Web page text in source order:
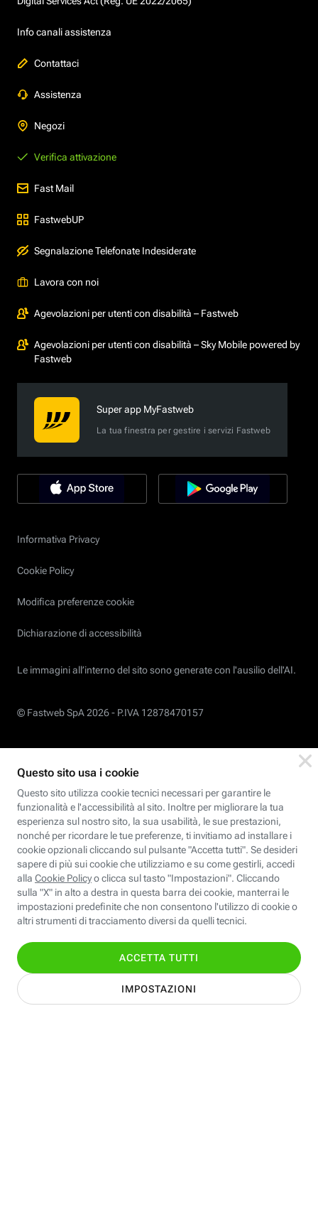
Info canali assistenza
Contattaci
Assistenza
Negozi
Verifica attivazione
Fast Mail
FastwebUP
Segnalazione Telefonate Indesiderate
Lavora con noi
Agevolazioni per utenti con disabilità – Fastweb
Agevolazioni per utenti con disabilità – Sky Mobile powered by
Fastweb
Super app MyFastweb
La tua finestra per gestire i servizi Fastweb
Informativa Privacy
Cookie Policy
Modifica preferenze cookie
Dichiarazione di accessibilità
Le immagini all’interno del sito sono generate con l'ausilio dell'AI.
© Fastweb SpA 2026 - P.IVA 12878470157